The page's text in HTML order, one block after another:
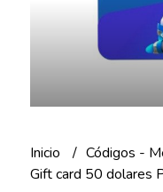
Inicio Códigos -
Gift card 50 dolares